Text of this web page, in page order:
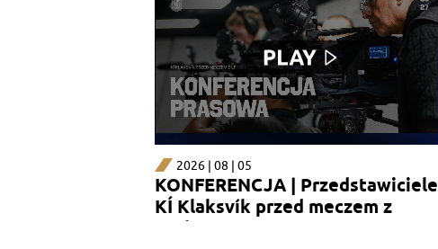
2026 | 08 | 05
KONFERENCJA | Przedstawiciele
KÍ Klaksvík przed meczem z
Lechem